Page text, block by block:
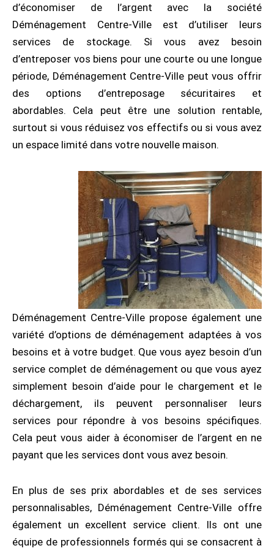
d’économiser de l’argent avec la société
Déménagement Centre-Ville est d’utiliser leurs
services de stockage. Si vous avez besoin
d’entreposer vos biens pour une courte ou une longue
période, Déménagement Centre-Ville peut vous offrir
des options d’entreposage sécuritaires et
abordables. Cela peut être une solution rentable,
surtout si vous réduisez vos effectifs ou si vous avez
un espace limité dans votre nouvelle maison.
Déménagement Centre-Ville propose également une
variété d’options de déménagement adaptées à vos
besoins et à votre budget. Que vous ayez besoin d’un
service complet de déménagement ou que vous ayez
simplement besoin d’aide pour le chargement et le
déchargement, ils peuvent personnaliser leurs
services pour répondre à vos besoins spécifiques.
Cela peut vous aider à économiser de l’argent en ne
payant que les services dont vous avez besoin.
En plus de ses prix abordables et de ses services
personnalisables, Déménagement Centre-Ville offre
également un excellent service client. Ils ont une
équipe de professionnels formés qui se consacrent à